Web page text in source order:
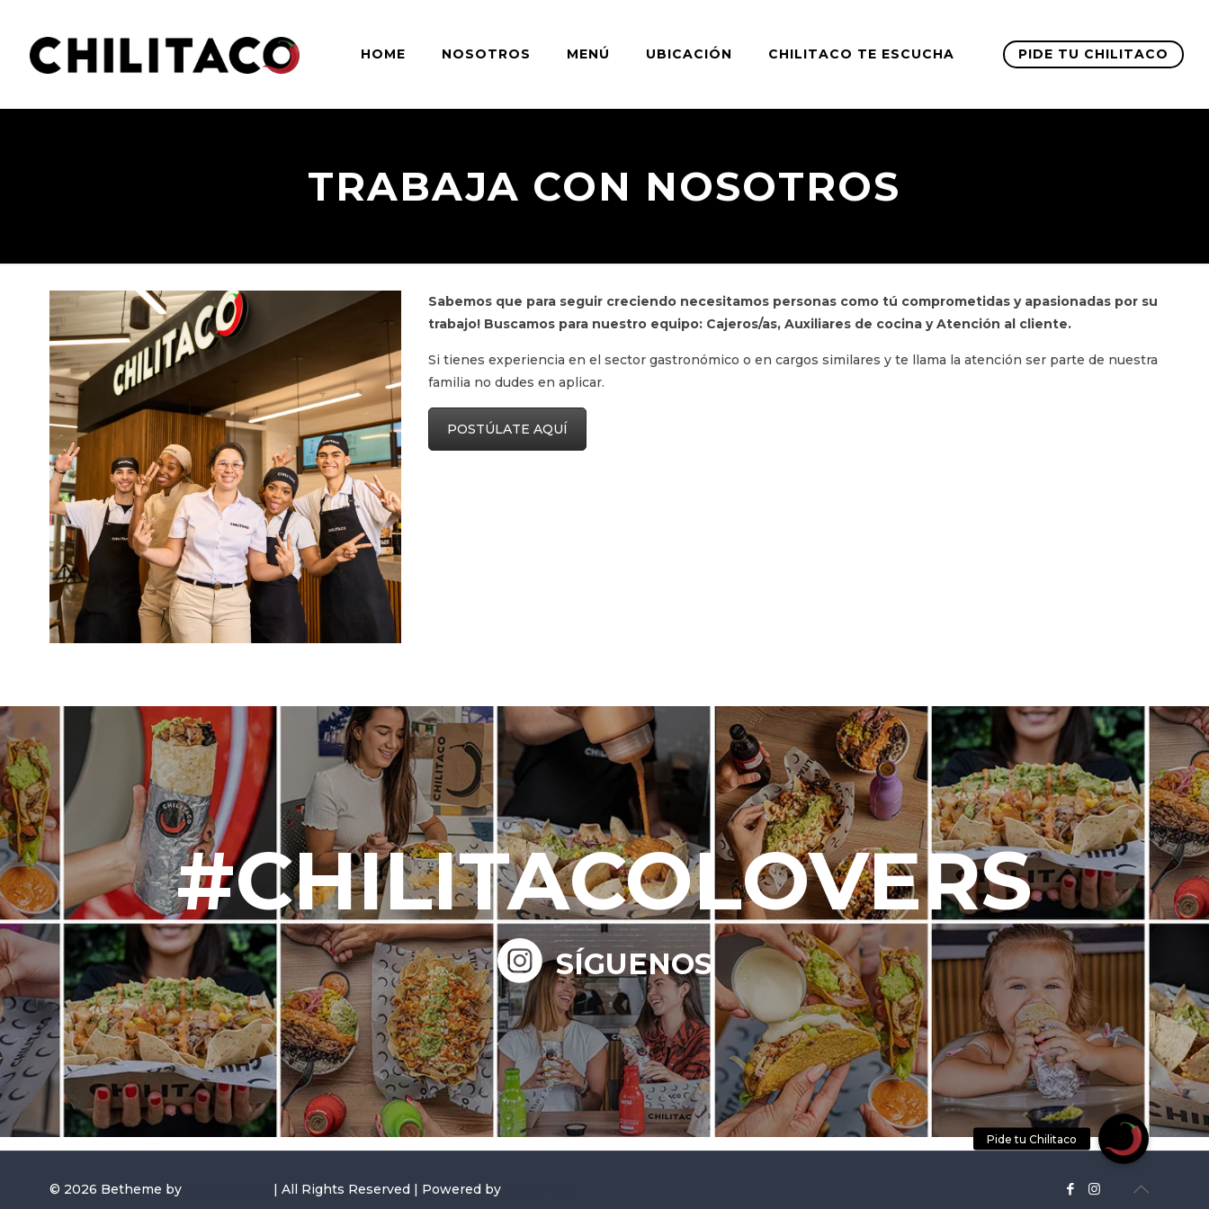
HOME NOSOTROS MENÚ UBICACIÓN CHILITACO TE ESCUCHA PIDE TU CHILITACO
TRABAJA CON NOSOTROS
Sabemos que para seguir creciendo necesitamos personas como tú comprometidas y apasionadas por su
trabajo! Buscamos para nuestro equipo: Cajeros/as, Auxiliares de cocina y Atención al cliente.
Si tienes experiencia en el sector gastronómico o en cargos similares y te llama la atención ser parte de nuestra
familia no dudes en aplicar.
POSTÚLATE AQUÍ
#CHILITACOLOVERS
SÍGUENOS
© 2026 Betheme by | All Rights Reserved | Powered by